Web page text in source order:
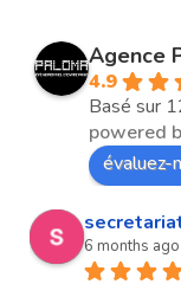
Agence
4.9
Basé sur
powered
évaluez-
6 months ago